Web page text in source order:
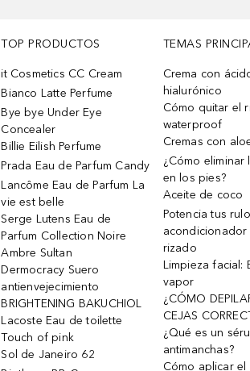
TOP PRODUCTOS
it Cosmetics CC Cream
Bianco Latte Perfume
Bye bye Under Eye
Concealer
Billie Eilish Perfume
Prada Eau de Parfum Candy
Lancôme Eau de Parfum La
vie est belle
Serge Lutens Eau de
Parfum Collection Noire
Ambre Sultan
Dermocracy Suero
antienvejecimiento
BRIGHTENING BAKUCHIOL
Lacoste Eau de toilette
Touch of pink
Sol de Janeiro 62
TEMAS
Crema con
hialurónico
Cómo quitar el
waterproof
Cremas con
¿Cómo eliminar
en los pies?
Aceite de coco
Potencia tus
rizado
Limpieza facial:
vapor
¿CÓMO
CEJAS
¿Qué es un
antimanchas?
Cómo aplicar